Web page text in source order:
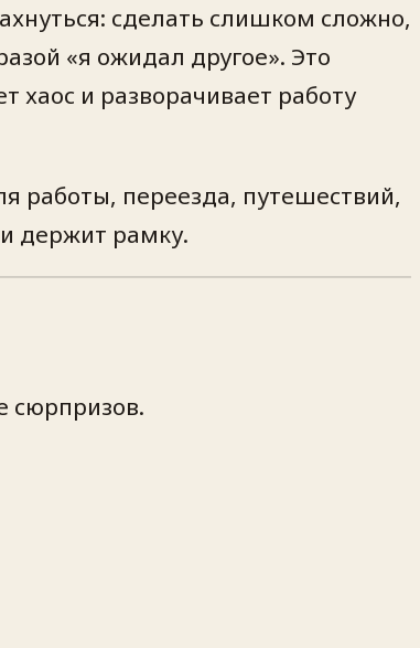
сделать слишком сложно,
«я ожидал другое». Это
и разворачивает работу
работы, переезда, путешествий,
держит рамку.
сюрпризов.